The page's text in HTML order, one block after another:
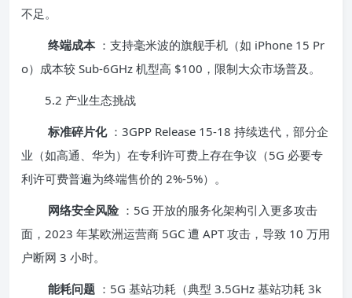
不足。
终端成本 ：支持毫米波的旗舰手机（如 iPhone 15 Pr
o）成本较 Sub-6GHz 机型高 $100，限制大众市场普及。
5.2 产业生态挑战
标准碎片化 ：3GPP Release 15-18 持续迭代，部分企
业（如高通、华为）在专利许可费上存在争议（5G 必要专
利许可费普遍为终端售价的 2%-5%）。
网络安全风险 ：5G 开放的服务化架构引入更多攻击
面，2023 年某欧洲运营商 5GC 遭 APT 攻击，导致 10 万用
户断网 3 小时。
能耗问题 ：5G 基站功耗（典型 3.5GHz 基站功耗 3k